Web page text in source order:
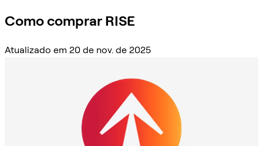
Como comprar RISE
Atualizado em 20 de nov. de 2025